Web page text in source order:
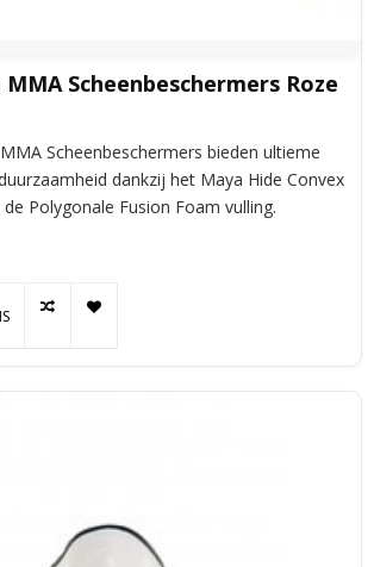
MMA Scheenbeschermers Roze
Scheenbeschermers bieden ultieme
dankzij het Maya Hide Convex
Polygonale Fusion Foam vulling.